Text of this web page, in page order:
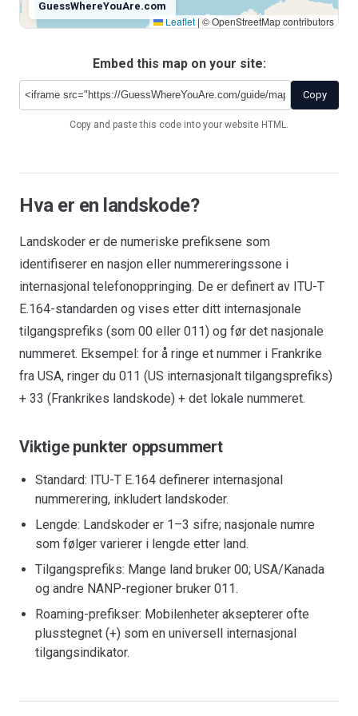
Antarctica
+672
Leaflet | © OpenStreetMap contributors
GuessWhereYouAre.com
Embed this map on your site:
Copy
Copy and paste this code into your website HTML.
Hva er en landskode?
Landskoder er de numeriske prefiksene som
identifiserer en nasjon eller nummereringssone i
internasjonal telefonoppringing. De er definert av ITU-T
E.164-standarden og vises etter ditt internasjonale
tilgangsprefiks (som 00 eller 011) og før det nasjonale
nummeret. Eksempel: for å ringe et nummer i Frankrike
fra USA, ringer du 011 (US internasjonalt tilgangsprefiks)
+ 33 (Frankrikes landskode) + det lokale nummeret.
Viktige punkter oppsummert
Standard: ITU-T E.164 definerer internasjonal
nummerering, inkludert landskoder.
Lengde: Landskoder er 1–3 sifre; nasjonale numre
som følger varierer i lengde etter land.
Tilgangsprefiks: Mange land bruker 00; USA/Kanada
og andre NANP-regioner bruker 011.
Roaming-prefikser: Mobilenheter aksepterer ofte
plusstegnet (+) som en universell internasjonal
tilgangsindikator.